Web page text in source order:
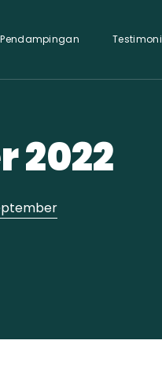
Pendampingan Testimoni
2022